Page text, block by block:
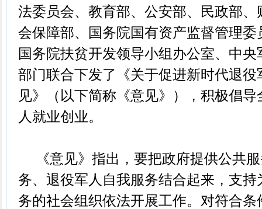
法委员会、教育部、公安部、民政部
会保障部、国务院国有资产监督管理
国务院扶贫开发领导小组办公室、中
部门联合下发了《关于促进新时代退
见》（以下简称《意见》），积极倡
人就业创业。
《意见》指出，要把政府提供公共
务、退役军人自我服务结合起来，支
务的社会组织依法开展工作。对符合